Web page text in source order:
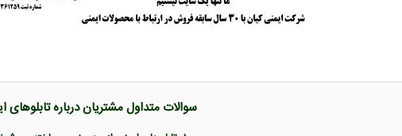
سوالات متداول مشتریان درباره تابلوهای